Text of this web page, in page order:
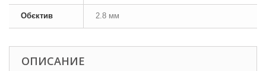
Обєктив 2.8 мм
ОПИСАНИЕ